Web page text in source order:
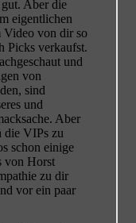
Aber die
eigentlichen
Video von dir so
Picks verkaufst.
und
von
sind
und
Aber
die VIPs zu
schon einige
von Horst
zu dir
vor ein paar